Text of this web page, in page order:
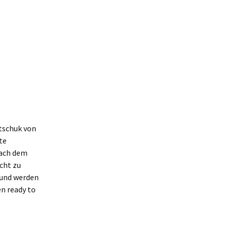
von
dem
zu
werden
ready to